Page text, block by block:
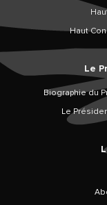
Haut
Le
Biographie du
Le